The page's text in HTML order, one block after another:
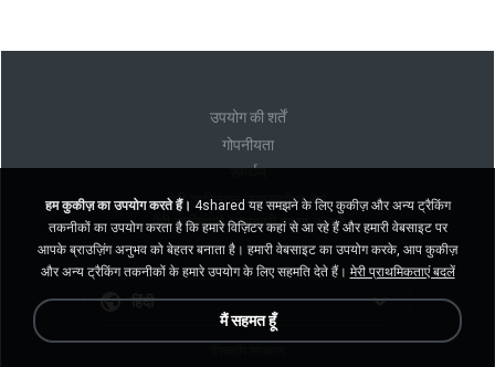
उपयोग की शर्तें
गोपनीयता
समर्थन
मेरी व्यक्तिगत जानकारी न बेचें
मेरी व्यक्तिगत जानकारी साझा न करें
हिंदी
हम कुकीज़ का उपयोग करते हैं। 4shared यह समझने के लिए कुकीज़ और अन्य ट्रैकिंग
तकनीकों का उपयोग करता है कि हमारे विज़िटर कहां से आ रहे हैं और हमारी वेबसाइट पर
आपके ब्राउज़िंग अनुभव को बेहतर बनाता है। हमारी वेबसाइट का उपयोग करके, आप कुकीज़
और अन्य ट्रैकिंग तकनीकों के हमारे उपयोग के लिए सहमति देते हैं। मेरी प्राथमिकताएं बदलें
मैं सहमत हूँ